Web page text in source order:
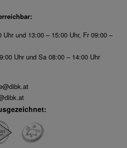
und 13:00 – 15:00 Uhr, Fr 09:00 –
Uhr und Sa 08:00 – 14:00 Uhr